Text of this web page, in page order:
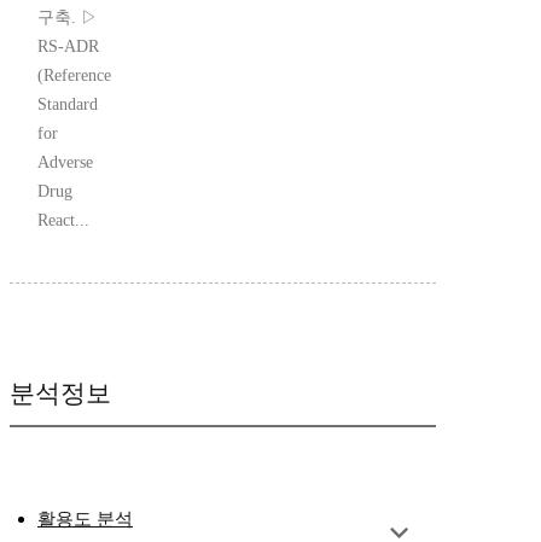
구축. ▷
RS-ADR
(Reference
Standard
for
Adverse
Drug
React...
분석정보
활용도 분석